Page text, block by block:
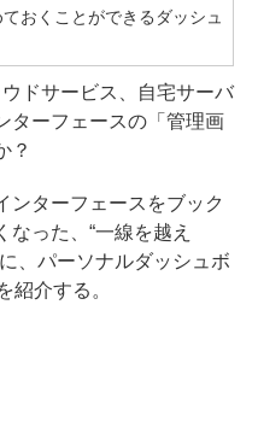
おくことができるダッシュ
ドサービス、自宅サーバ
ターフェースの「管理画
？
ターフェースをブック
った、“一線を越え
、パーソナルダッシュボ
紹介する。